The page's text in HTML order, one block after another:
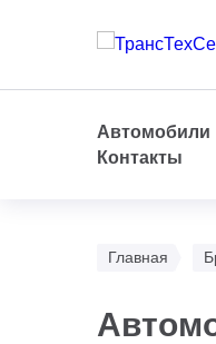
Автомобили
Контакты
Главная